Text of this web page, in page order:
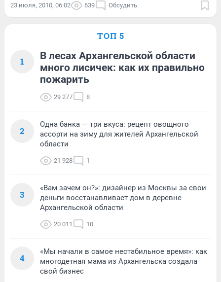
23 июля, 2010, 06:02 639 Обсудить
ТОП 5
1
В лесах Архангельской области
много лисичек: как их правильно
пожарить
29 277 8
2
Одна банка — три вкуса: рецепт овощного
ассорти на зиму для жителей Архангельской
области
21 928 1
3
«Вам зачем он?»: дизайнер из Москвы за свои
деньги восстанавливает дом в деревне
Архангельской области
20 011 10
4
«Мы начали в самое нестабильное время»: как
многодетная мама из Архангельска создала
свой бизнес